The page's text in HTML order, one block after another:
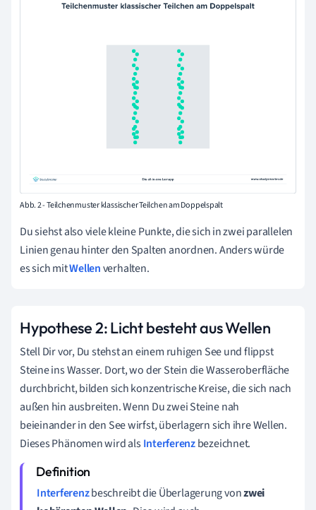
Abb. 2 - Teilchenmuster klassischer Teilchen am Doppelspalt
Du siehst also viele kleine Punkte, die sich in zwei parallelen
Linien genau hinter den Spalten anordnen. Anders würde
es sich mitWellenverhalten.
Hypothese 2: Licht besteht aus Wellen
Stell Dir vor, Du stehst an einem ruhigen See und flippst
Steine ins Wasser. Dort, wo der Stein die Wasseroberfläche
durchbricht, bilden sich konzentrische Kreise, die sich nach
außen hin ausbreiten. Wenn Du zwei Steine nah
beieinander in den See wirfst, überlagern sich ihre Wellen.
Dieses Phänomen wird alsInterferenzbezeichnet.
Interferenzbeschreibt die Überlagerung vonzwei